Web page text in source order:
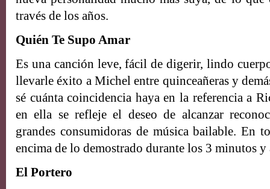
través de los años.
Quién Te Supo Amar
Es una canción leve, fácil de digerir, lindo
llevarle éxito a Michel entre quinceañeras y
sé cuánta coincidencia haya en la referencia a
en ella se refleje el deseo de alcanzar
grandes consumidoras de música bailable. En
encima de lo demostrado durante los 3 minutos y
El Portero